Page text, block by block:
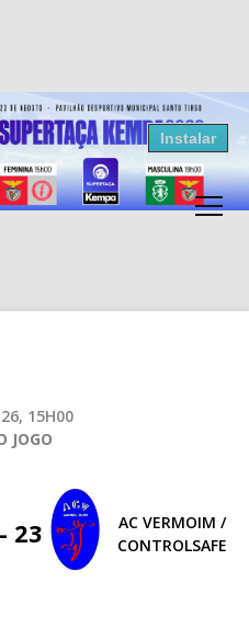
de Portugal
Store
Instalar
15H00
JOGO
23
AC VERMOIM /
CONTROLSAFE